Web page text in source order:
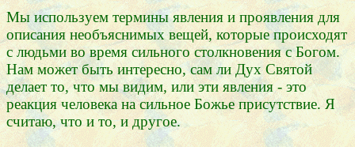
Мы используем термины явления и проявления для
описания необъяснимых вещей, которые происходят
с людьми во время сильного столкновения с Богом.
Нам может быть интересно, сам ли Дух Святой
делает то, что мы видим, или эти явления - это
реакция человека на сильное Божье присутствие. Я
считаю, что и то, и другое.